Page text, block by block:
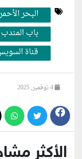
البحر
باب المندب
قناة
الأكثر